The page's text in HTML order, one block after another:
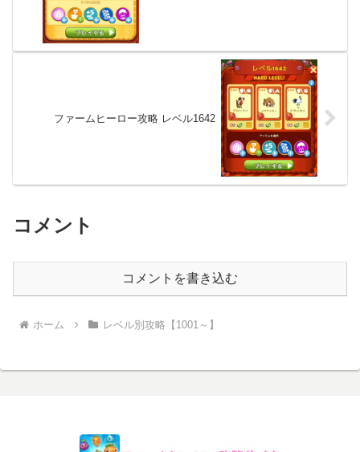
ファームヒーロー攻略 レベル1642
コメント
コメントを書き込む
ホーム レベル別攻略【1001～】